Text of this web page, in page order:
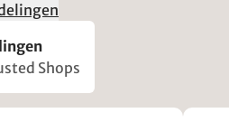
Shops